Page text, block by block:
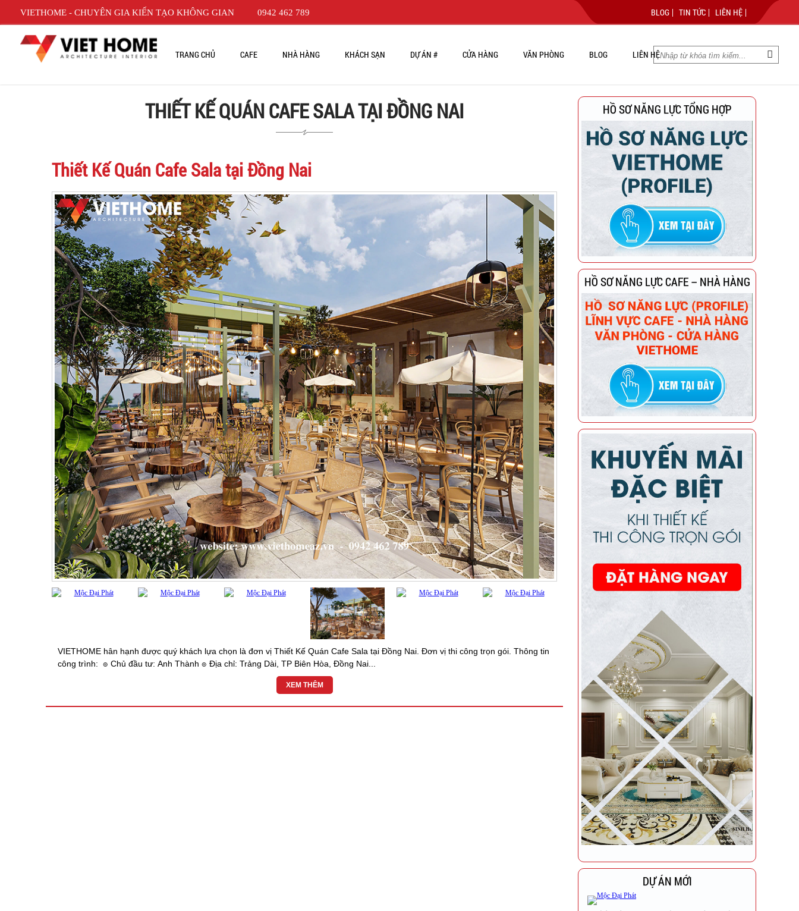
VIETHOME - CHUYÊN GIA KIẾN TẠO KHÔNG GIAN 0942 462 789 BLOG TIN TỨC LIÊN HỆ
TRANG CHỦ CAFE NHÀ HÀNG KHÁCH SẠN DỰ ÁN # CỬA HÀNG VĂN PHÒNG BLOG LIÊN HỆ
THIẾT KẾ QUÁN CAFE SALA TẠI ĐỒNG NAI
Thiết Kế Quán Cafe Sala tại Đồng Nai
VIETHOME hân hạnh được quý khách lựa chọn là đơn vị Thiết Kế Quán Cafe Sala tại Đồng Nai. Đơn vị thi công trọn gói. Thông tin
công trình: ๏ Chủ đầu tư: Anh Thành ๏ Địa chỉ: Trảng Dài, TP Biên Hòa, Đồng Nai...
XEM THÊM
HỒ SƠ NĂNG LỰC TỔNG HỢP
HỒ SƠ NĂNG LỰC CAFE – NHÀ HÀNG
DỰ ÁN MỚI